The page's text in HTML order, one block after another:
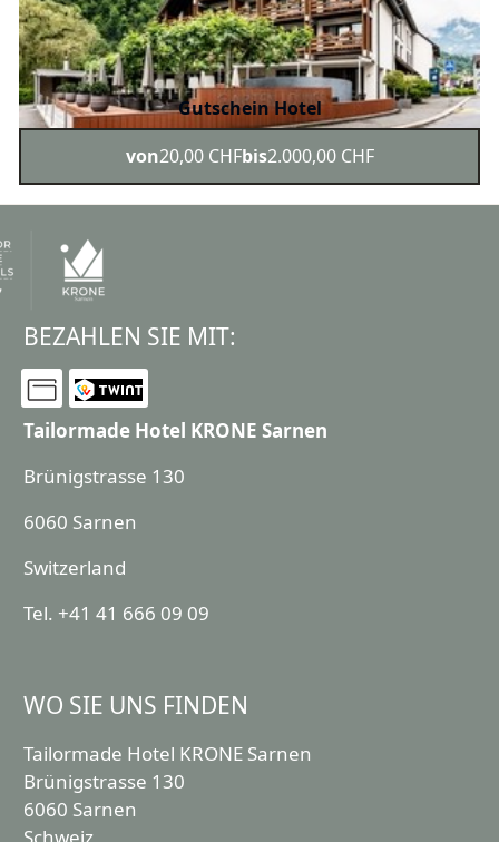
Gutschein Hotel
von20,00 CHFbis2.000,00 CHF
BEZAHLEN SIE MIT:
Tailormade Hotel KRONE Sarnen
Brünigstrasse 130
6060 Sarnen
Switzerland
Tel. +41 41 666 09 09
WO SIE UNS FINDEN
Tailormade Hotel KRONE Sarnen
Brünigstrasse 130
6060 Sarnen